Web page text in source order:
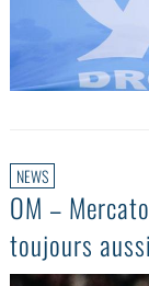
NEWS
OM –
toujours